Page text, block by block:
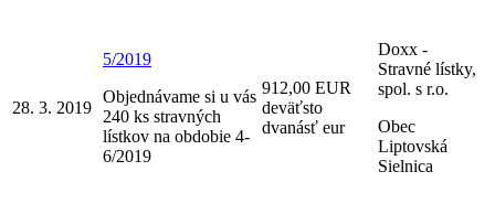
28. 3. 2019
5/2019
Objednávame si u vás
240 ks stravných
lístkov na obdobie 4-
6/2019
912,00 EUR
deväťsto
dvanásť eur
Doxx -
Stravné lístky,
spol. s r.o.
Obec
Liptovská
Sielnica